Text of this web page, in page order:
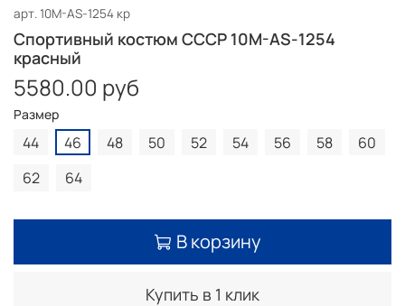
арт. 10M-AS-1254 кр
Спортивный костюм СССР 10M-AS-1254
красный
5580.00 руб
Размер
44 46 48 50 52 54 56 58
60
62
64
В корзину
Купить в 1 клик